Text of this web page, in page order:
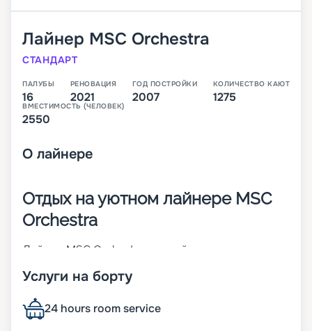
Лайнер MSC Orchestra
СТАНДАРТ
ПАЛУБЫ
16
РЕНОВАЦИЯ
2021
ГОД ПОСТРОЙКИ
2007
КОЛИЧЕСТВО КАЮТ
1275
ВМЕСТИМОСТЬ (ЧЕЛОВЕК)
2550
О лайнере
Отдых на уютном лайнере MSC
Orchestra
Лайнер MSC Orchestra – яркий представитель
через 10 лет претерпел реновацию. Корабль
продуманными дизайнами. На борту могут
находится до 2 550 человек. Другие
Услуги на борту
24 hours room service